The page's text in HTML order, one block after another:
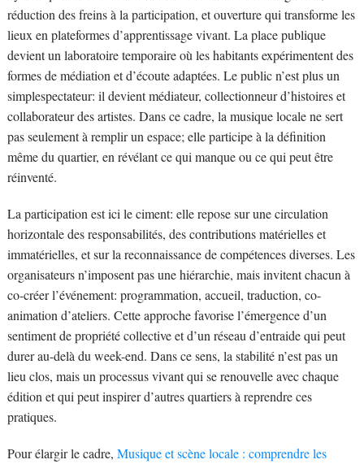
réduction des freins à la participation, et ouverture qui transforme les
lieux en plateformes d’apprentissage vivant. La place publique
devient un laboratoire temporaire où les habitants expérimentent des
formes de médiation et d’écoute adaptées. Le public n’est plus un
simplespectateur: il devient médiateur, collectionneur d’histoires et
collaborateur des artistes. Dans ce cadre, la musique locale ne sert
pas seulement à remplir un espace; elle participe à la définition
même du quartier, en révélant ce qui manque ou ce qui peut être
réinventé.
La participation est ici le ciment: elle repose sur une circulation
horizontale des responsabilités, des contributions matérielles et
immatérielles, et sur la reconnaissance de compétences diverses. Les
organisateurs n’imposent pas une hiérarchie, mais invitent chacun à
co-créer l’événement: programmation, accueil, traduction, co-
animation d’ateliers. Cette approche favorise l’émergence d’un
sentiment de propriété collective et d’un réseau d’entraide qui peut
durer au-delà du week-end. Dans ce sens, la stabilité n’est pas un
lieu clos, mais un processus vivant qui se renouvelle avec chaque
édition et qui peut inspirer d’autres quartiers à reprendre ces
pratiques.
Pour élargir le cadre, Musique et scène locale : comprendre les